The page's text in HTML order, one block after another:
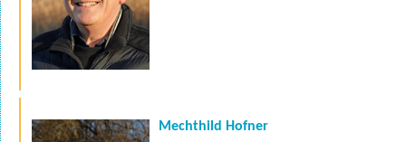
Mechthild Hofner